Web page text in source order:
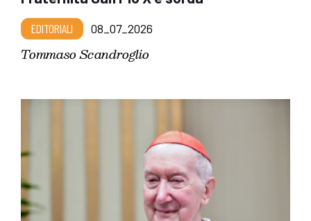
EDITORIALI 08_07_2026
Tommaso Scandroglio